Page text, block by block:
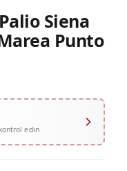
Siena
Punto
edin